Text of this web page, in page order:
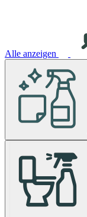
Alle anzeigen